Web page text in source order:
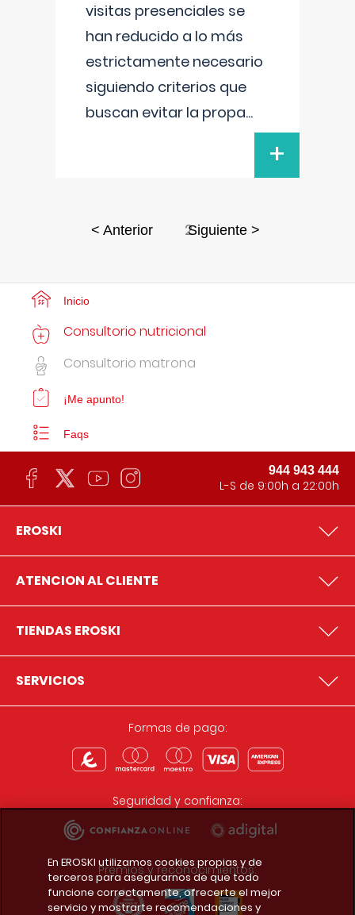
visitas presenciales se
han reducido a lo más
estrictamente necesario
siguiendo criterios que
buscan evitar la propa...
+
< Anterior 2Siguiente >
Inicio
Consultorio nutricional
Consultorio matrona
¡Me apunto!
Faqs
944 943 444
L-S de 9:00h a 22:00h
EROSKI
ATENCION AL CLIENTE
TIENDAS EROSKI
SERVICIOS
Formas de pago:
Seguridad y confianza:
Premios y reconocimientos:
En EROSKI utilizamos cookies propias y de
terceros para asegurarnos de que todo
funcione correctamente, ofrecerte el mejor
servicio y mostrarte recomendaciones y